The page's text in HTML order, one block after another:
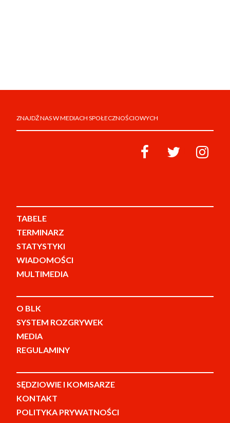
ZNAJDŹ NAS W MEDIACH SPOŁECZNOŚCIOWYCH
TABELE
TERMINARZ
STATYSTYKI
WIADOMOŚCI
MULTIMEDIA
O BLK
SYSTEM ROZGRYWEK
MEDIA
REGULAMINY
SĘDZIOWIE I KOMISARZE
KONTAKT
POLITYKA PRYWATNOŚCI